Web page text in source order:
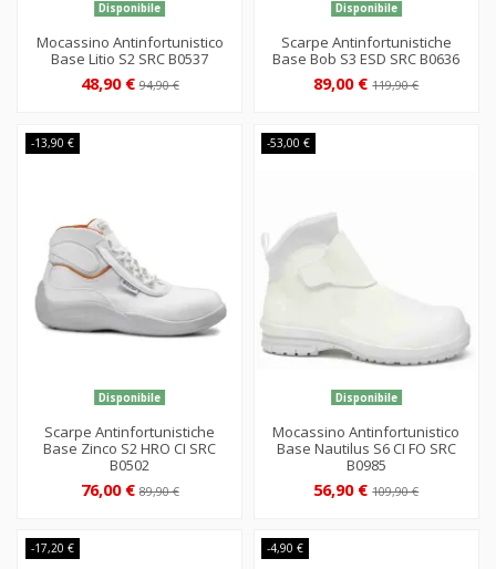
Disponibile
Mocassino Antinfortunistico
Base Litio S2 SRC B0537
48,90 €94,90 €
Disponibile
Scarpe Antinfortunistiche
Base Bob S3 ESD SRC B0636
89,00 €119,90 €
-13,90 €
Disponibile
Scarpe Antinfortunistiche
Base Zinco S2 HRO CI SRC
B0502
76,00 €89,90 €
-53,00 €
Disponibile
Mocassino Antinfortunistico
Base Nautilus S6 CI FO SRC
B0985
56,90 €109,90 €
-17,20 € -4,90 €